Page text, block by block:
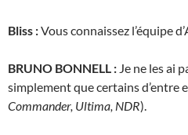
Bliss :Vous connaissez l’équipe
BRUNO BONNELL : Je ne les ai
simplement que certains d’entre
Commander, Ultima, NDR).